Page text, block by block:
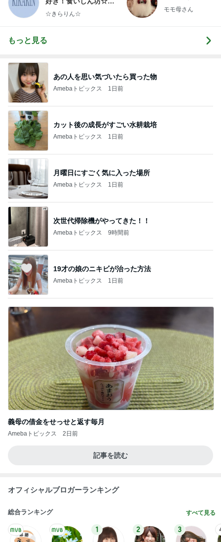
らりん☆のブログ
☆きらりん☆
モモ母さん
もっと見る
あの人を思い気づいたら買った物
Amebaトピックス 1日前
カット後の成長がすごい水耕栽培
Amebaトピックス 1日前
月曜日にすごく気に入った場所
Amebaトピックス 1日前
次世代掃除機がやってきた！！
Amebaトピックス 9時間前
19才の娘のニキビが治った方法
Amebaトピックス 1日前
義母の借金をせっせと返す毎月
Amebaトピックス 2日前
記事を読む
オフィシャルブロガーランキング
総合ランキング すべて見る
1 2 3